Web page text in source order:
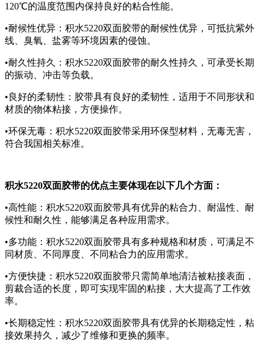
120℃的温度范围内保持良好的粘合性能。
•耐候性优异：积水5220双面胶带的耐候性优异，可抵抗紫外
线、臭氧、盐雾等环境因素的侵蚀。
•耐久性持久：积水5220双面胶带的耐久性持久，可承受长期
的振动、冲击等负载。
•良好的柔韧性：胶带具有良好的柔韧性，适用于不同形状和
材质的物体粘接，方便操作。
•环保无毒：积水5220双面胶带采用环保型材料，无毒无害，
符合我国相关标准。
积水5220双面胶带的优点主要体现在以下几个方面：
•高性能：积水5220双面胶带具有优异的粘合力、耐温性、耐
候性和耐久性，能够满足各种应用需求。
•多功能：积水5220双面胶带具有多种规格和材质，可满足不
同材质、不同厚度、不同粘合力的应用需求。
•方便快捷：积水5220双面胶带只需简单地清洁被粘接表面，
剪裁合适的长度，即可实现牢固的粘接，大大提高了工作效
率。
•长期稳定性：积水5220双面胶带具有优异的长期稳定性，粘
接效果持久，减少了维修和更换的频率。